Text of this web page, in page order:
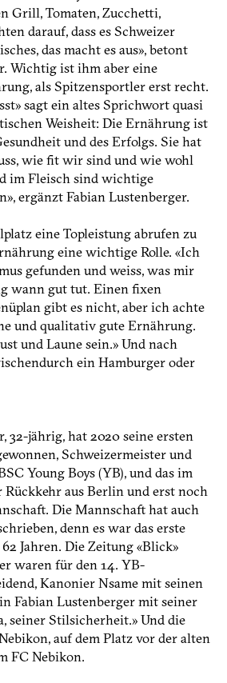
Grill, Tomaten, Zucchetti,
darauf, dass es Schweizer
das macht es aus», betont
Wichtig ist ihm aber eine
als Spitzensportler erst recht.
sagt ein altes Sprichwort quasi
Weisheit: Die Ernährung ist
und des Erfolgs. Sie hat
wie fit wir sind und wie wohl
im Fleisch sind wichtige
ergänzt Fabian Lustenberger.
eine Topleistung abrufen zu
eine wichtige Rolle. «Ich
gefunden und weiss, was mir
wann gut tut. Einen fixen
gibt es nicht, aber ich achte
und qualitativ gute Ernährung.
und Laune sein.» Und nach
ein Hamburger oder
32-jährig, hat 2020 seine ersten
Schweizermeister und
Young Boys (YB), und das im
Rückkehr aus Berlin und erst noch
Die Mannschaft hat auch
denn es war das erste
Jahren. Die Zeitung «Blick»
waren für den 14. YB-
Kanonier Nsame mit seinen
Fabian Lustenberger mit seiner
seiner Stilsicherheit.» Und die
auf dem Platz vor der alten
FC Nebikon.